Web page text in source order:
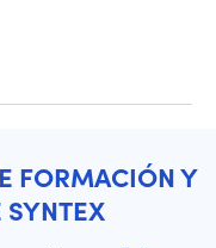
FORMACIÓN Y